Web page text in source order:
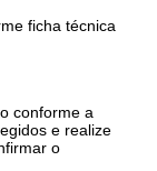
ficha técnica
conforme a
e realize
o